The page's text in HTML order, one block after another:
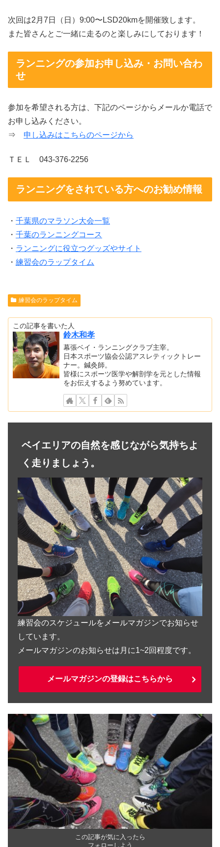
次回は2月7日（日）9:00〜LSD20kmを開催致します。
また皆さんとご一緒に走るのと楽しみにしております！
ランニングの参加お申し込み・お問い合わ
せ
参加を希望される方は、下記のページからメールか電話で
お申し込みください。
⇒ 申し込みはこちらのページから
ＴＥＬ 043-376-2256
ランニングをされている方へのお勧め情報
・ 千葉県のマラソン大会一覧
・ 千葉のランニングコース
・ ランニングに役立つグッズやサイト
・ 練習会のラップタイム
練習会のラップタイム
この記事を書いた人
鈴木和孝
幕張ベイ・ランニングクラブ主宰。
日本スポーツ協会公認アスレティックトレー
ナー。鍼灸師。
皆様にスポーツ医学や解剖学を元とした情報
をお伝えするよう努めています。
ベイエリアの自然を感じながら気持ちよ
く走りましょう。
練習会のスケジュールをメールマガジンでお知らせ
しています。
メールマガジンのお知らせは月に1~2回程度です。
メールマガジンの登録はこちらから
この記事が気に入ったら
フォローしよう